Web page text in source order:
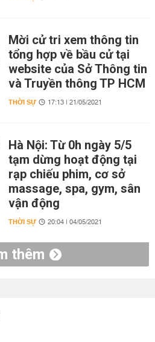
Mời cử tri xem thông tin
tổng hợp về bầu cử tại
website của Sở Thông tin
và Truyền thông TP HCM
THỜI SỰ 17:13 | 21/05/2021
Hà Nội: Từ 0h ngày 5/5
tạm dừng hoạt động tại
rạp chiếu phim, cơ sở
massage, spa, gym, sân
vận động
THỜI SỰ 20:04 | 04/05/2021
thêm